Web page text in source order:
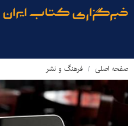
صفحه اصلی فرهنگ و نشر